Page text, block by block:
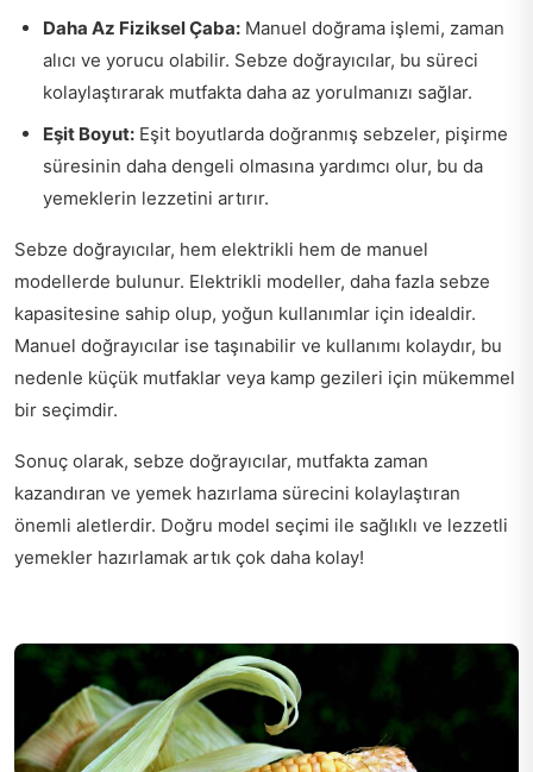
Daha Az Fiziksel Çaba: Manuel doğrama işlemi, zaman
alıcı ve yorucu olabilir. Sebze doğrayıcılar, bu süreci
kolaylaştırarak mutfakta daha az yorulmanızı sağlar.
Eşit Boyut: Eşit boyutlarda doğranmış sebzeler, pişirme
süresinin daha dengeli olmasına yardımcı olur, bu da
yemeklerin lezzetini artırır.
Sebze doğrayıcılar, hem elektrikli hem de manuel
modellerde bulunur. Elektrikli modeller, daha fazla sebze
kapasitesine sahip olup, yoğun kullanımlar için idealdir.
Manuel doğrayıcılar ise taşınabilir ve kullanımı kolaydır, bu
nedenle küçük mutfaklar veya kamp gezileri için mükemmel
bir seçimdir.
Sonuç olarak, sebze doğrayıcılar, mutfakta zaman
kazandıran ve yemek hazırlama sürecini kolaylaştıran
önemli aletlerdir. Doğru model seçimi ile sağlıklı ve lezzetli
yemekler hazırlamak artık çok daha kolay!